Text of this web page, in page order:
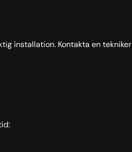
installation. Kontakta en tekniker